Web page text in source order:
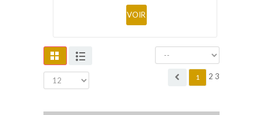
VOIR
1 2 3